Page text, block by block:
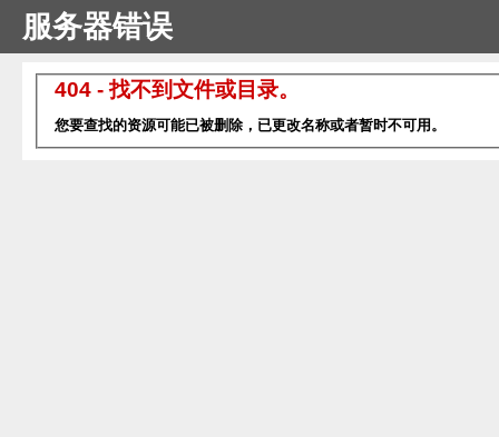
服务器错误
404 - 找不到文件或目录。
您要查找的资源可能已被删除，已更改名称或者暂时不可用。